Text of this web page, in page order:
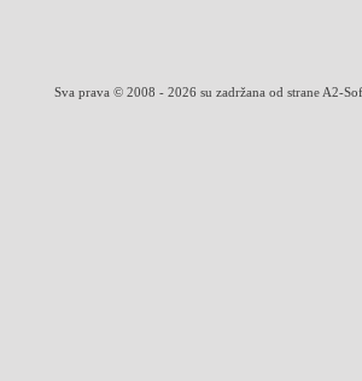
Sva prava © 2008 - 2026 su zadržana od strane A2-